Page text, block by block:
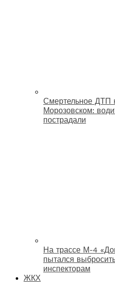
Смертельное ДТП
Морозовском:
пострадали
На трассе М-4
пытался
инспекторам
ЖКХ